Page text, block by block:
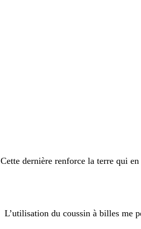
Cette dernière renforce la terre qui
L’utilisation du coussin à billes me